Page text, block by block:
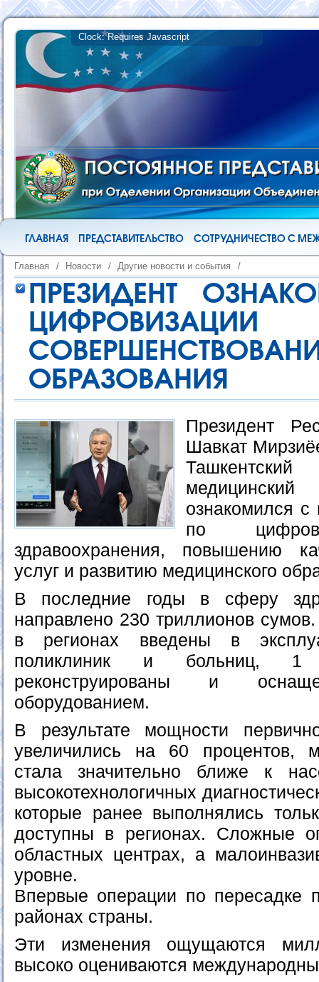
ГЛАВНАЯ ПРЕДСТАВИТЕЛЬСТВО СОТРУДНИЧЕСТВО С
Главная / Новости / Другие новости и события /
ПРЕЗИДЕНТ
ОБРАЗОВАНИЯ
Президент
Шавкат
ознакомился с
по
здравоохранения, повышению
услуг и развитию медицинского
В последние годы в сферу
направлено 230 триллионов сумов.
в регионах введены в
поликлиник и больниц, 1
реконструированы и
оборудованием.
В результате мощности
увеличились на 60 процентов,
стала значительно ближе к
высокотехнологичных
которые ранее выполнялись
доступны в регионах. Сложные
областных центрах, а
уровне.
Впервые операции по пересадке
районах страны.
Эти изменения ощущаются
высоко оцениваются